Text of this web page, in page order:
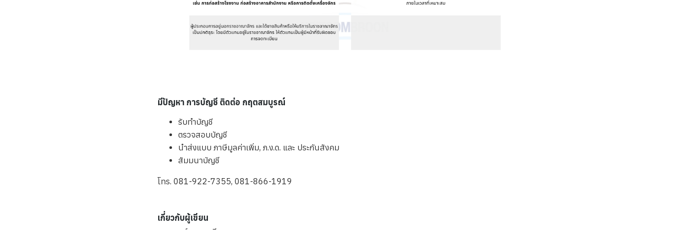
มีปัญหา การบัญชี ติดต่อ กฤตสมบูรณ์
รับทำบัญชี
ตรวจสอบบัญชี
นำส่งแบบ ภาษีมูลค่าเพิ่ม, ภ.ง.ด. และ ประกันสังคม
สัมมนาบัญชี
โทร. 081-922-7355, 081-866-1919
เกี่ยวกับผู้เขียน